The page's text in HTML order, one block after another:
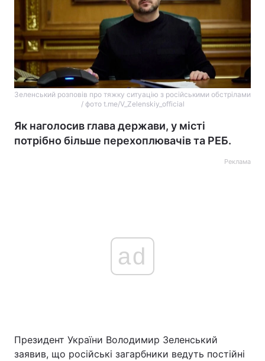
Зеленський розповів про тяжку ситуацію з російськими обстрілами
/ фото t.me/V_Zelenskiy_official
Як наголосив глава держави, у місті
потрібно більше перехоплювачів та РЕБ.
Реклама
ad
Президент України Володимир Зеленський
заявив, що російські загарбники ведуть постійні